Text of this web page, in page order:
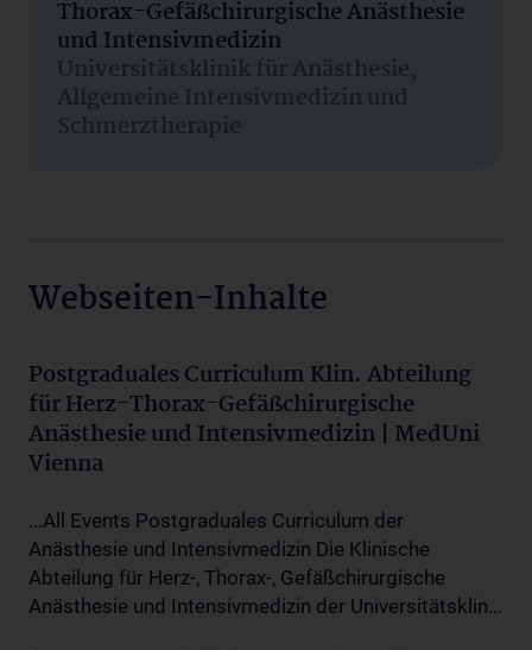
Thorax-Gefäßchirurgische Anästhesie
und Intensivmedizin
Universitätsklinik für Anästhesie,
Allgemeine Intensivmedizin und
Schmerztherapie
Webseiten-Inhalte
Postgraduales Curriculum Klin. Abteilung
für Herz-Thorax-Gefäßchirurgische
Anästhesie und Intensivmedizin | MedUni
Vienna
...All Events Postgraduales Curriculum der
Anästhesie und Intensivmedizin Die Klinische
Abteilung für Herz-, Thorax-, Gefäßchirurgische
Anästhesie und Intensivmedizin der Universitätsklin...